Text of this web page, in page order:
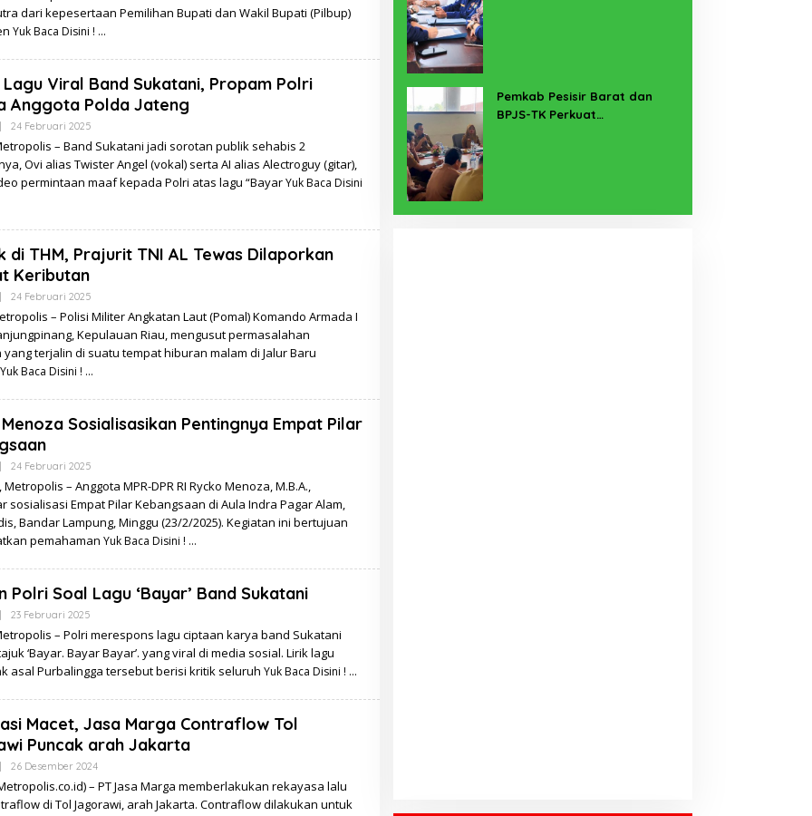
dari kepesertaan Pemilihan Bupati dan Wakil Bupati (Pilbup)
Yuk Baca Disini !
Viral Band Sukatani, Propam Polri
Anggota Polda Jateng
| 24 Februari 2025Oleh
– Band Sukatani jadi sorotan publik sehabis 2
Ovi alias Twister Angel (vokal) serta AI alias Alectroguy (gitar),
permintaan maaf kepada Polri atas lagu “BayarYuk Baca Disini
di THM, Prajurit TNI AL Tewas Dilaporkan
Keributan
| 24 Februari 2025Oleh
– Polisi Militer Angkatan Laut (Pomal) Komando Armada I
Kepulauan Riau, mengusut permasalahan
terjalin di suatu tempat hiburan malam di Jalur Baru
Yuk Baca Disini !
Sosialisasikan Pentingnya Empat Pilar
| 24 Februari 2025Oleh
– Anggota MPR-DPR RI Rycko Menoza, M.B.A.,
sosialisasi Empat Pilar Kebangsaan di Aula Indra Pagar Alam,
Bandar Lampung, Minggu (23/2/2025). Kegiatan ini bertujuan
pemahaman Yuk Baca Disini !
Polri Soal Lagu ‘Bayar’ Band Sukatani
| 23 Februari 2025Oleh
– Polri merespons lagu ciptaan karya band Sukatani
‘Bayar. Bayar Bayar’. yang viral di media sosial. Lirik lagu
asal Purbalingga tersebut berisi kritik seluruh Yuk Baca Disini !
Macet, Jasa Marga Contraflow Tol
Puncak arah Jakarta
| 26 Desember 2024Oleh
– PT Jasa Marga memberlakukan rekayasa lalu
di Tol Jagorawi, arah Jakarta. Contraflow dilakukan untuk
Pemkab Pesisir Barat dan
BPJS-TK Perkuat